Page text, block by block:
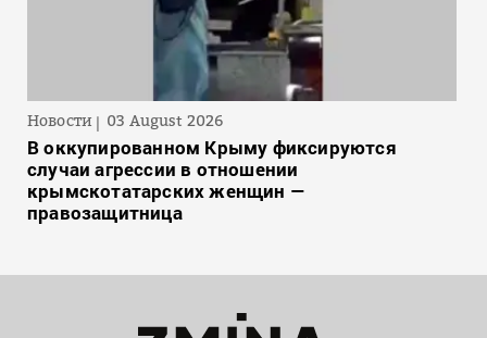
Новости 03 August 2026
В оккупированном Крыму фиксируются
случаи агрессии в отношении
крымскотатарских женщин —
правозащитница